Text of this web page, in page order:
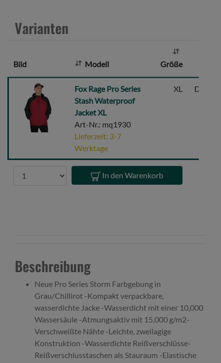
a
:
Varianten
Bild Modell Größe
Rage
Pro
Series
Stash
Jacket
Fox Rage Pro Series
Stash Waterproof
Jacket XL
Art-Nr.: mq1930
Lieferzeit: 3-7
Werktage
XL
In den Warenkorb
Beschreibung
Neue Pro Series Storm Farbgebung in
Grau/Chillirot -Kompakt verpackbare,
wasserdichte Jacke -Wasserdicht mit einer 10,000
Wassersäule -Atmungsaktiv mit 15,000 g/m2-
Verschweißte Nähte -Leichte, zweilagige
Konstruktion -Wasserdichte Reißverschlüsse-
Reißverschlusstaschen als Stauraum -Elastische